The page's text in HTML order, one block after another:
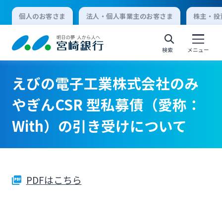
個人のお客さま 法人・個人事業主のお客さま 株主・
検索 メニュー
個人向けインターネットバンキング
ログオン
えびの電子工業株式会社のみ
やぎんCSR 型私募債（愛称：
With）の引き受けについて
PDFはこちら